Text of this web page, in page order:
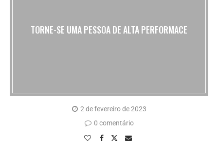
TORNE-SE UMA PESSOA DE ALTA PERFORMACE
2 de fevereiro de 2023
0 comentário